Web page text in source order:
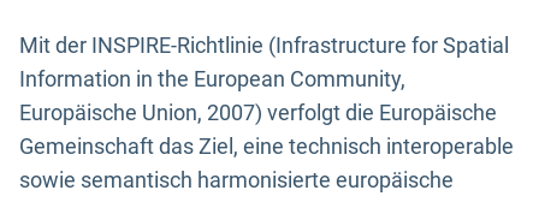
Mit der INSPIRE-Richtlinie (Infrastructure for Spatial
Information in the European Community,
Europäische Union, 2007) verfolgt die Europäische
Gemeinschaft das Ziel, eine technisch interoperable
sowie semantisch harmonisierte europäische